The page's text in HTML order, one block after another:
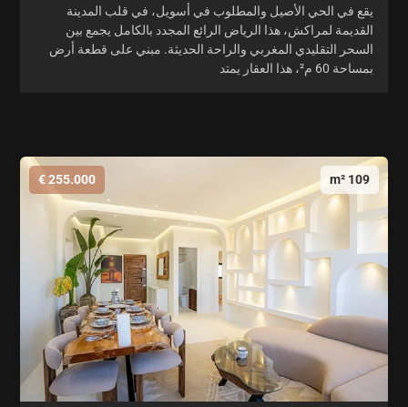
يقع في الحي الأصيل والمطلوب في أسويل، في قلب المدينة
القديمة لمراكش، هذا الرياض الرائع المجدد بالكامل يجمع بين
السحر التقليدي المغربي والراحة الحديثة. مبني على قطعة أرض
بمساحة 60 م²، هذا العقار يمتد
109 m²
255.000 €